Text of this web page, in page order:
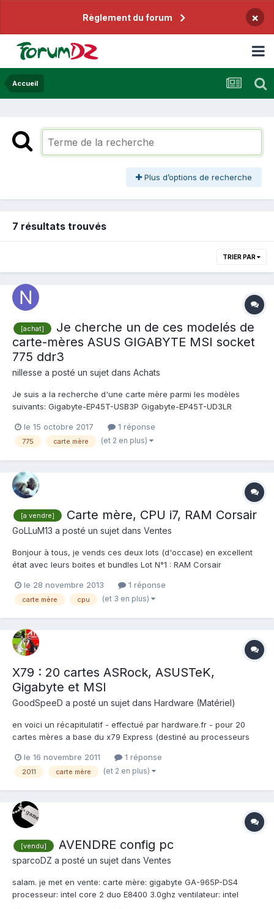
Règlement du forum ×
Accueil
Plus d’options de recherche
7 résultats trouvés
TRIER PAR
[achat]
Je cherche un de ces modelés de
carte-mères ASUS GIGABYTE MSI socket
775 ddr3
nillesse a posté un sujet dans Achats
Je suis a la recherche d'une carte mère parmi les modèles
suivants: Gigabyte-EP45T-USB3P Gigabyte-EP45T-UD3LR
UD3L Msi-P43-C51 Asus-P5P43TD Pro Asus-P5Q3 Deluxe Asus-
P5Q3 Deluxe WiFi...
le 15 octobre 2017 1 réponse
775 carte mère (et 2 en plus)
[a vendre] Carte mère, CPU i7, RAM Corsair
GoLLuM13 a posté un sujet dans Ventes
Bonjour à tous, je vends ces deux lots (d'occase) en excellent
état avec leurs boites et bundles Lot N°1 : RAM Corsair
mère Gigabyte Z68X-UD4-B3 La RAM Corsair Dominator
Platinum est la meilleure RAM du moment (fiabilité, performanc...
le 28 novembre 2013 1 réponse
carte mère cpu (et 3 en plus)
X79 : 20 cartes ASRock, ASUSTeK,
Gigabyte et MSI
GoodSpeeD a posté un sujet dans Hardware (Matériel)
en voici un récapitulatif - effectué par hardware.fr - pour 20
cartes mères a base du x79 Express (destiné au processeurs
cartes Gigabyte - 5 cartes MSI source :
http://www.hardware.fr/focus/54/x79-20-cartes-asrock-
le 16 novembre 2011 1 réponse
2011 carte mère (et 2 en plus)
[vendu] AVENDRE config pc
sparcoDZ a posté un sujet dans Ventes
salam. je met en vente: carte mère: gigabyte GA-965P-DS4
processeur: intel core 2 duo E8400 3.0ghz ventilateur: intel